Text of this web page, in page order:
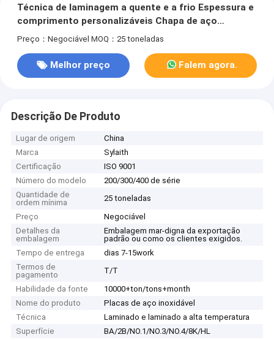
Técnica de laminagem a quente e a frio Espessura e
comprimento personalizáveis Chapa de aço
inoxidável laminada a frio
Preço：Negociável MOQ：25 toneladas
Melhor preço Falem agora.
Descrição De Produto
Lugar de origem
China
Marca
Sylaith
Certificação
ISO 9001
Número do modelo
200/300/400 de série
Quantidade de
ordem mínima
25 toneladas
Preço
Negociável
Detalhes da
embalagem
Embalagem mar-digna da exportação
padrão ou como os clientes exigidos.
Tempo de entrega
dias 7-15work
Termos de
pagamento
T/T
Habilidade da fonte
10000+ton/tons+month
Nome do produto
Placas de aço inoxidável
Técnica
Laminado e laminado a alta temperatura
Superfície
BA/2B/NO.1/NO.3/NO.4/8K/HL